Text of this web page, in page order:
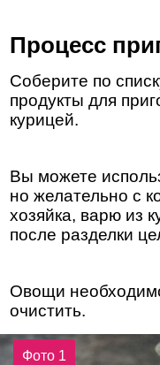
Процесс
Соберите по
продукты для
курицей.
Вы можете
но желательно с
хозяйка, варю из
после разделки
Овощи
очистить.
Фото 1